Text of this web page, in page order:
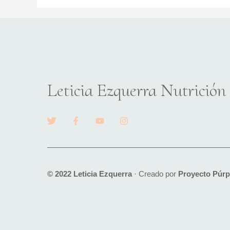
Leticia Ezquerra Nutrición
© 2022 Leticia Ezquerra · Creado por Proyecto